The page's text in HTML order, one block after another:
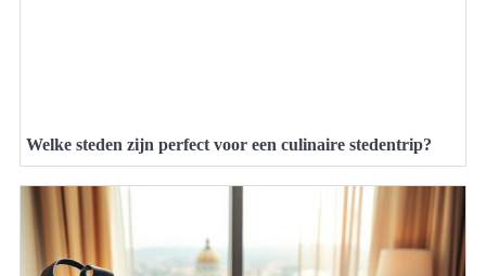
Welke steden zijn perfect voor een culinaire stedentrip?